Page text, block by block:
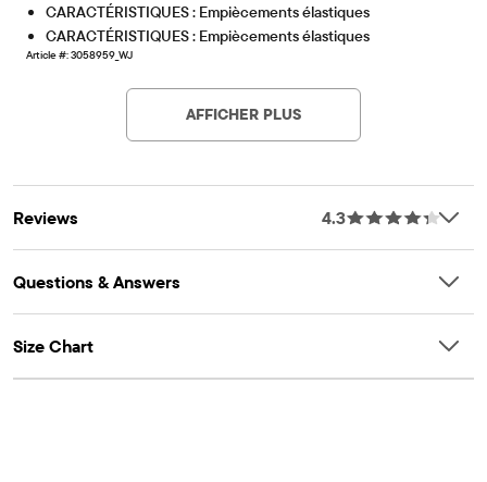
CARACTÉRISTIQUES : Empiècements élastiques
CARACTÉRISTIQUES : Empiècements élastiques
Article #: 3058959_WJ
AFFICHER PLUS
Reviews 4.3
Questions & Answers
Size Chart